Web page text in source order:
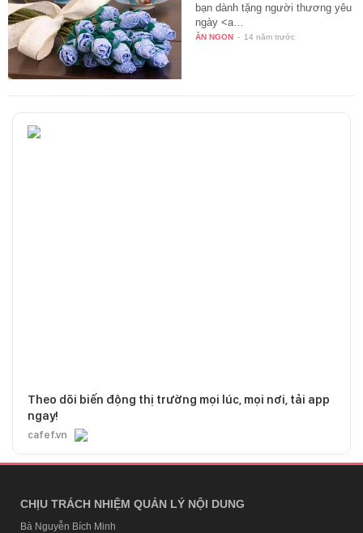
bạn dành tặng người thương yêu
ngày <a…
ĂN NGON - 14 năm trước
Theo dõi biến động thị trường mọi lúc, mọi nơi, tải app
ngay!
cafef.vn
CHỊU TRÁCH NHIỆM QUẢN LÝ NỘI DUNG
Bà Nguyễn Bích Minh